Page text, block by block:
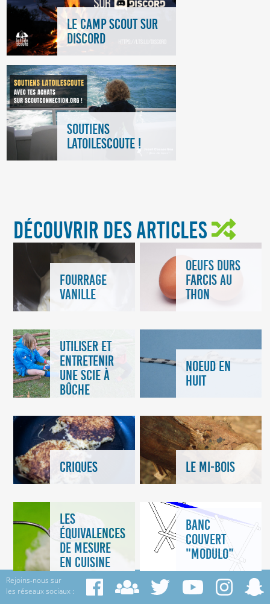
LE CAMP SCOUT SUR
DISCORD
SOUTIENS
LATOILESCOUTE !
DÉCOUVRIR DES ARTICLES
FOURRAGE
VANILLE
UTILISER ET
ENTRETENIR
UNE SCIE À
BÛCHE
CRIQUES
LES
ÉQUIVALENCES
DE MESURE
EN CUISINE
OEUFS DURS
FARCIS AU
THON
NOEUD EN
HUIT
LE MI-BOIS
BANC
COUVERT
"MODULO"
Rejoins-nous sur
les réseaux sociaux :